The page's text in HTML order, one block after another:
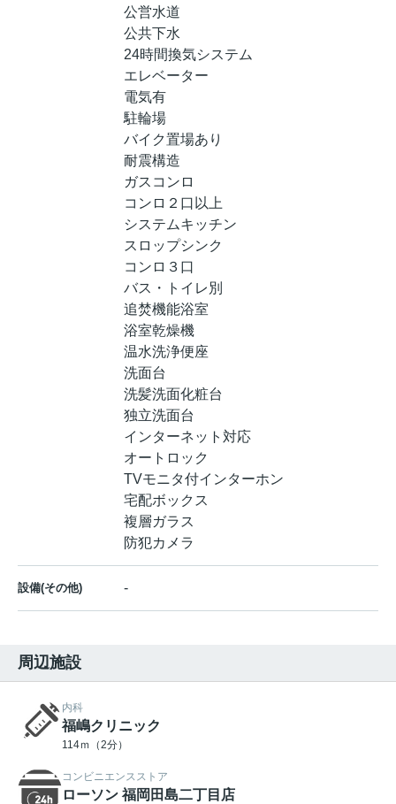
公営水道
公共下水
24時間換気システム
エレベーター
電気有
駐輪場
バイク置場あり
耐震構造
ガスコンロ
コンロ２口以上
システムキッチン
スロップシンク
コンロ３口
バス・トイレ別
追焚機能浴室
浴室乾燥機
温水洗浄便座
洗面台
洗髪洗面化粧台
独立洗面台
インターネット対応
オートロック
TVモニタ付インターホン
宅配ボックス
複層ガラス
防犯カメラ
設備(その他) -
周辺施設
内科
福嶋クリニック
114ｍ（2分）
コンビニエンスストア
ローソン 福岡田島二丁目店